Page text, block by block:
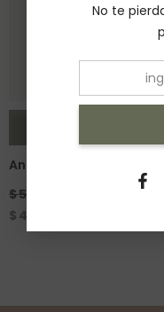
Anillo Gloria Oro 14K
$ 5,250.00 MXN
$ 4,725.00 MXN
No te